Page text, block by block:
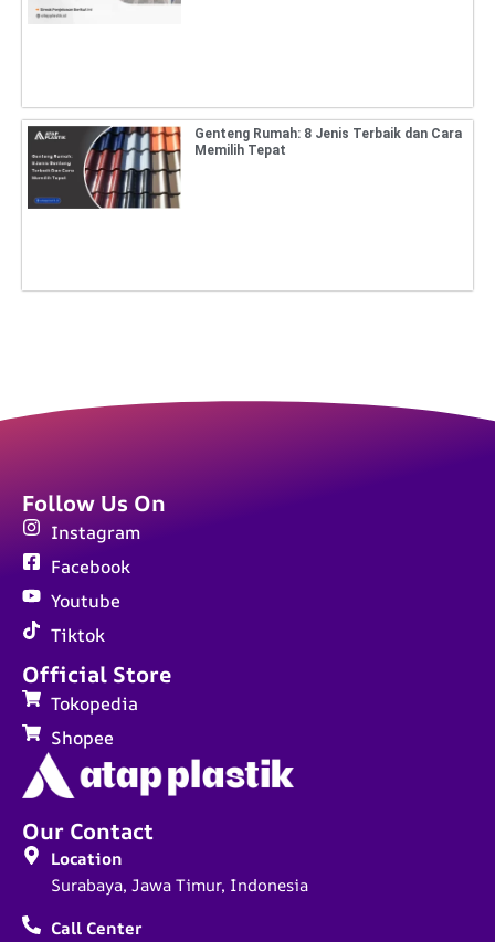
Genteng Rumah: 8 Jenis Terbaik dan Cara
Memilih Tepat
Our Contact
Location
Surabaya, Jawa Timur, Indonesia
Call Center
Official Store
Tokopedia
Shopee
Follow Us On
Instagram
Facebook
Youtube
Tiktok